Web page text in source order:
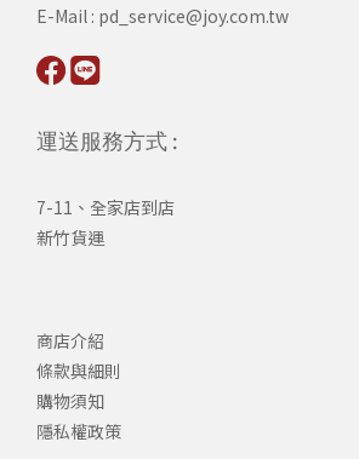
​E-Mail : pd_service@joy.com.tw
運送服務方式 :
7-11、全家店到店
新竹貨運
商店介紹
條款與細則
購物須知
隱私權政策